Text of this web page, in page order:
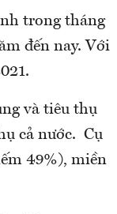
trong tháng
đến nay. Với
và tiêu thụ
cả nước. Cụ
49%), miền